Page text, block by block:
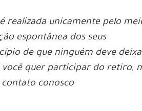
realizada unicamente pelo
espontânea dos seus
de que ninguém deve
você quer participar do retiro,
conosco